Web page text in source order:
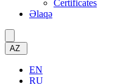
Certificates
Əlaqə
AZ
EN
RU